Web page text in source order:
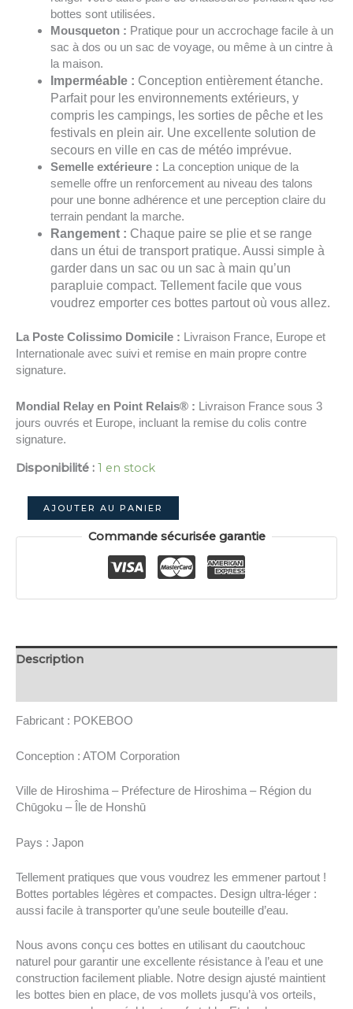
bottes sont utilisées.
Mousqueton : Pratique pour un accrochage facile à un
sac à dos ou un sac de voyage, ou même à un cintre à
la maison.
Imperméable : Conception entièrement étanche.
Parfait pour les environnements extérieurs, y
compris les campings, les sorties de pêche et les
festivals en plein air. Une excellente solution de
secours en ville en cas de météo imprévue.
Semelle extérieure : La conception unique de la
semelle offre un renforcement au niveau des talons
pour une bonne adhérence et une perception claire du
terrain pendant la marche.
Rangement : Chaque paire se plie et se range
dans un étui de transport pratique. Aussi simple à
garder dans un sac ou un sac à main qu’un
parapluie compact. Tellement facile que vous
voudrez emporter ces bottes partout où vous allez.
La Poste Colissimo Domicile : Livraison France, Europe et
Internationale avec suivi et remise en main propre contre
signature.
Mondial Relay en Point Relais® : Livraison France sous 3
jours ouvrés et Europe, incluant la remise du colis contre
signature.
Disponibilité : 1 en stock
quantité
de
Paire
-
40-
POKEBOO
AJOUTER AU PANIER
Commande sécurisée garantie
Description
Fabricant : POKEBOO
Conception : ATOM Corporation
Ville de Hiroshima – Préfecture de Hiroshima – Région du
Chūgoku – Île de Honshū
Pays : Japon
Tellement pratiques que vous voudrez les emmener partout !
Bottes portables légères et compactes. Design ultra-léger :
aussi facile à transporter qu’une seule bouteille d’eau.
Nous avons conçu ces bottes en utilisant du caoutchouc
naturel pour garantir une excellente résistance à l’eau et une
construction facilement pliable. Notre design ajusté maintient
les bottes bien en place, de vos mollets jusqu’à vos orteils,